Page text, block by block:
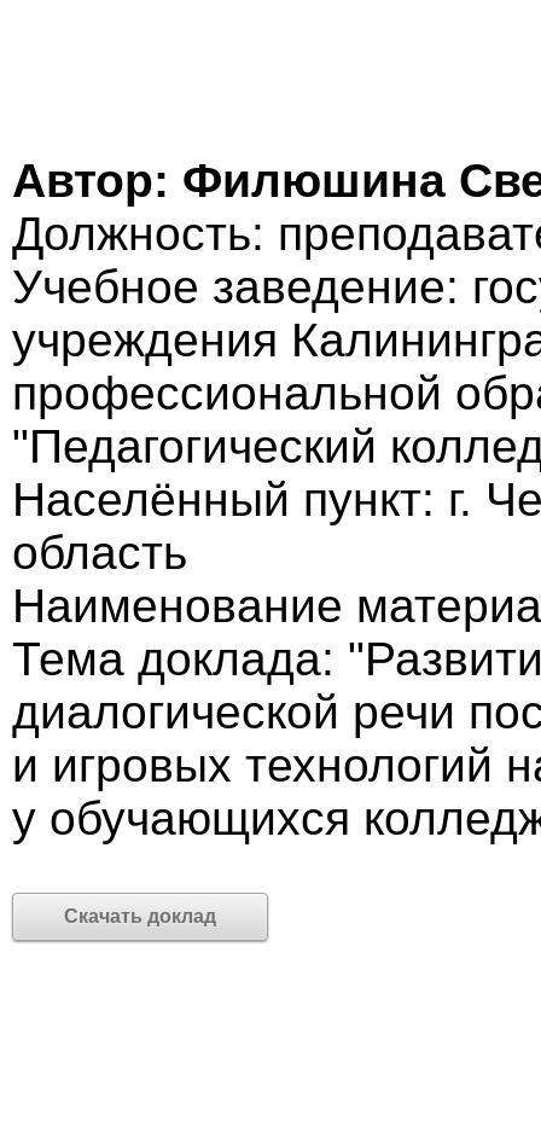
Автор: Филюшина
Должность:
Учебное заведение:
учреждения
профессиональной
"Педагогический
Населённый пункт: г.
область
Наименование
Тема доклада:
диалогической речи
и игровых технологий
у обучающихся
Скачать доклад